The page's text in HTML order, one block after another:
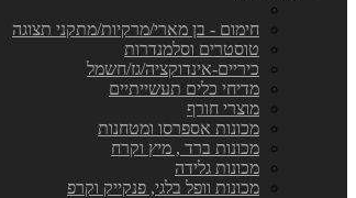
חימום - בן מארי/מרקיות/מתקני תצוגה
טוסטרים וסלמנדרות
כיריים-אינדוקציה/גז/חשמל
מדיחי כלים תעשייתיים
מוצרי חורף
מכונות אספרסו ומטחנות
מכונות ברד , מיץ וקרח
מכונות גלידה
מכונות וופל בלגי, פנקייק וקרפ